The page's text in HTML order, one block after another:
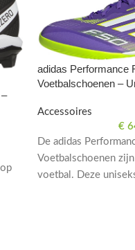
adidas Performance
Voetbalschoenen –
Accessoires
€
De adidas
Voetbalschoenen
voetbal. Deze